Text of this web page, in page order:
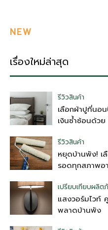
NEW
เรื่องใหม่ล่าสุด
รีวิวสินค้า
เลือกผ้าปูที่นอ
เงินซ้ำซ้อนด้ว
รีวิวสินค้า
หยุดบ้านพัง! เ
รอดทุกสภาพอ
เปรียบเทียบผลิ
แสงวอร์มไวท์
พลาดบ้านพัง